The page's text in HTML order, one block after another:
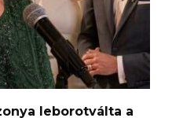
leborotválta a